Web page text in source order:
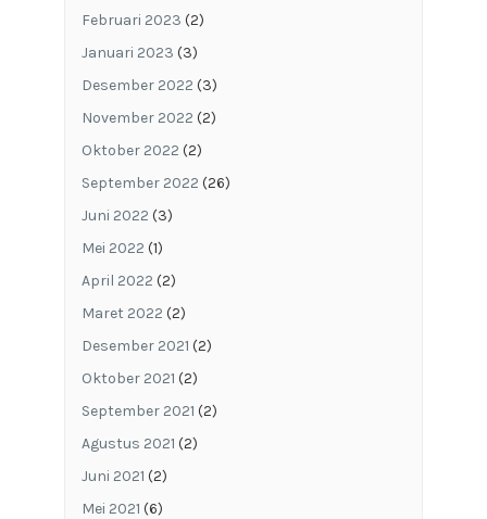
Februari 2023 (2)
Januari 2023 (3)
Desember 2022 (3)
November 2022 (2)
Oktober 2022 (2)
September 2022 (26)
Juni 2022 (3)
Mei 2022 (1)
April 2022 (2)
Maret 2022 (2)
Desember 2021 (2)
Oktober 2021 (2)
September 2021 (2)
Agustus 2021 (2)
Juni 2021 (2)
Mei 2021 (6)